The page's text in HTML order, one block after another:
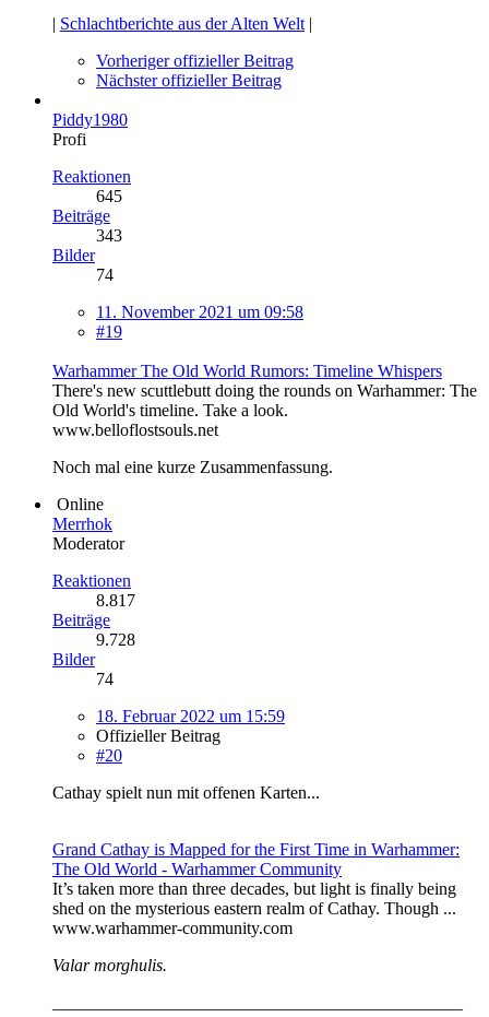
| Schlachtberichte aus der Alten Welt |
Vorheriger offizieller Beitrag
Nächster offizieller Beitrag
Piddy1980
Profi
Reaktionen
645
Beiträge
343
Bilder
74
11. November 2021 um 09:58
#19
Warhammer The Old World Rumors: Timeline Whispers
There's new scuttlebutt doing the rounds on Warhammer: The
Old World's timeline. Take a look.
www.belloflostsouls.net
Noch mal eine kurze Zusammenfassung.
Online
Merrhok
Moderator
Reaktionen
8.817
Beiträge
9.728
Bilder
74
18. Februar 2022 um 15:59
Offizieller Beitrag
#20
Cathay spielt nun mit offenen Karten...
Grand Cathay is Mapped for the First Time in Warhammer:
The Old World - Warhammer Community
It’s taken more than three decades, but light is finally being
shed on the mysterious eastern realm of Cathay. Though ...
www.warhammer-community.com
Valar morghulis.